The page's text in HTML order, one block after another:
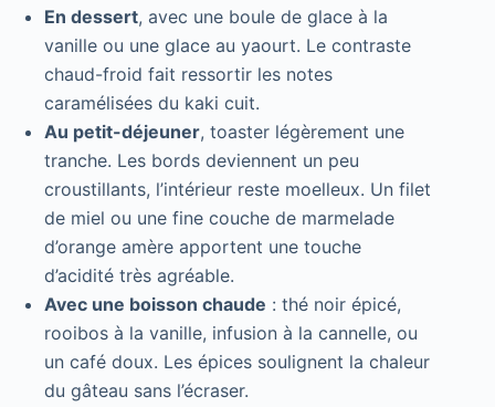
En dessert, avec une boule de glace à la
vanille ou une glace au yaourt. Le contraste
chaud-froid fait ressortir les notes
caramélisées du kaki cuit.
Au petit-déjeuner, toaster légèrement une
tranche. Les bords deviennent un peu
croustillants, l’intérieur reste moelleux. Un filet
de miel ou une fine couche de marmelade
d’orange amère apportent une touche
d’acidité très agréable.
Avec une boisson chaude : thé noir épicé,
rooibos à la vanille, infusion à la cannelle, ou
un café doux. Les épices soulignent la chaleur
du gâteau sans l’écraser.